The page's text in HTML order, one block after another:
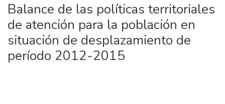
Balance de las políticas territoriales
de atención para la población en
situación de desplazamiento de
período 2012-2015